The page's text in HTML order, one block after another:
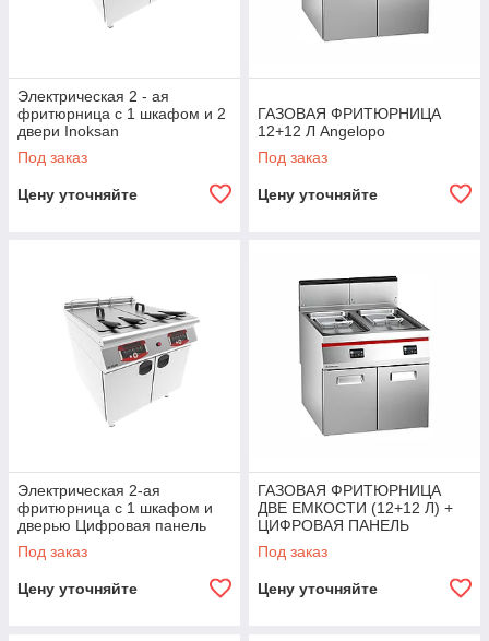
Электрическая 2 - ая
фритюрница с 1 шкафом и 2
двери Inoksan
Под заказ
Цену уточняйте
ГАЗОВАЯ ФРИТЮРНИЦА
12+12 Л Angelopo
Под заказ
Цену уточняйте
Электрическая 2-ая
фритюрница с 1 шкафом и
дверью Цифровая панель
Inoksan
Под заказ
Цену уточняйте
ГАЗОВАЯ ФРИТЮРНИЦА
ДВЕ ЕМКОСТИ (12+12 Л) +
ЦИФРОВАЯ ПАНЕЛЬ
Angelopo
Под заказ
Цену уточняйте